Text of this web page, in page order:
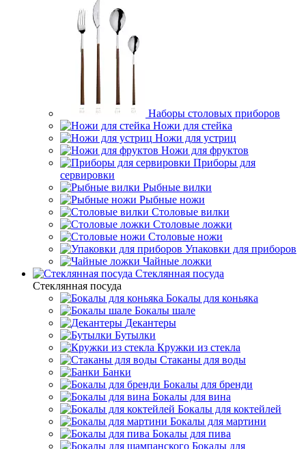
Наборы столовых приборов
Ножи для стейка
Ножи для устриц
Ножи для фруктов
Приборы для
сервировки
Рыбные вилки
Рыбные ножи
Столовые вилки
Столовые ложки
Столовые ножи
Упаковки для приборов
Чайные ложки
Стеклянная посуда
Стеклянная посуда
Бокалы для коньяка
Бокалы шале
Декантеры
Бутылки
Кружки из стекла
Стаканы для воды
Банки
Бокалы для бренди
Бокалы для вина
Бокалы для коктейлей
Бокалы для мартини
Бокалы для пива
Бокалы для